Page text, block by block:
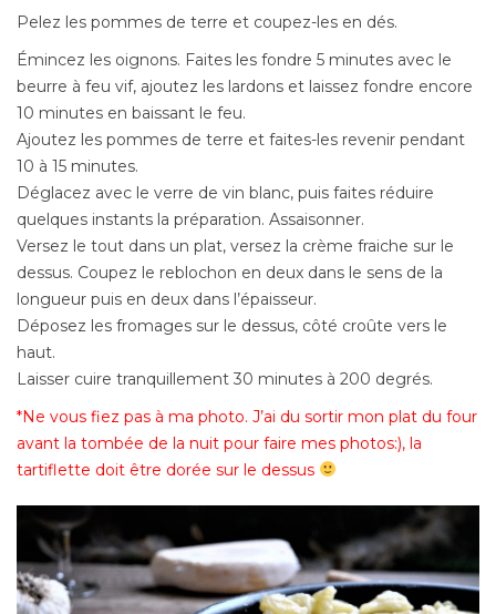
Pelez les pommes de terre et coupez-les en dés.
Émincez les oignons. Faites les fondre 5 minutes avec le
beurre à feu vif, ajoutez les lardons et laissez fondre encore
10 minutes en baissant le feu.
Ajoutez les pommes de terre et faites-les revenir pendant
10 à 15 minutes.
Déglacez avec le verre de vin blanc, puis faites réduire
quelques instants la préparation. Assaisonner.
Versez le tout dans un plat, versez la crème fraiche sur le
dessus. Coupez le reblochon en deux dans le sens de la
longueur puis en deux dans l’épaisseur.
Déposez les fromages sur le dessus, côté croûte vers le
haut.
Laisser cuire tranquillement 30 minutes à 200 degrés.
*Ne vous fiez pas à ma photo. J’ai du sortir mon plat du four
avant la tombée de la nuit pour faire mes photos:), la
tartiflette doit être dorée sur le dessus